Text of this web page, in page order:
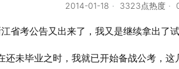
2014-01-18 3323点热度
省考公告又出来了，我又是继续拿出了
还未毕业之时，我就已开始备战公考，